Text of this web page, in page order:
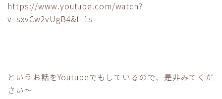
https://www.youtube.com/watch?
v=sxvCw2vUgB4&t=1s
というお話をYoutubeでもしているので、是非みてくだ
さい〜